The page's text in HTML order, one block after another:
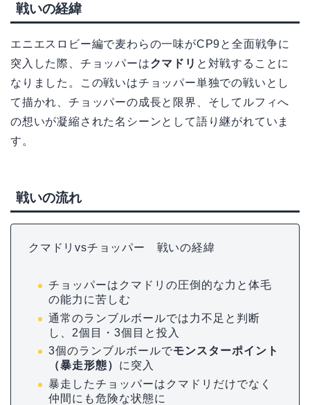
戦いの経緯
エニエスロビー編で麦わらの一味がCP9と全面戦争に
突入した際、チョッパーはクマドリ と対戦することに
なりました。この戦いはチョッパー単独での戦いとし
て描かれ、チョッパーの成長と限界、そしてルフィへ
の想いが凝縮された名シーンとして語り継がれていま
す。
戦いの流れ
クマドリvsチョッパー 戦いの経緯
チョッパーはクマドリの圧倒的な力と体毛
の能力に苦しむ
通常のランブルボールでは力不足と判断
し、2個目・3個目と投入
3個のランブルボールでモンスターポイント
（暴走形態） に突入
暴走したチョッパーはクマドリだけでなく
仲間にも危険な状態に